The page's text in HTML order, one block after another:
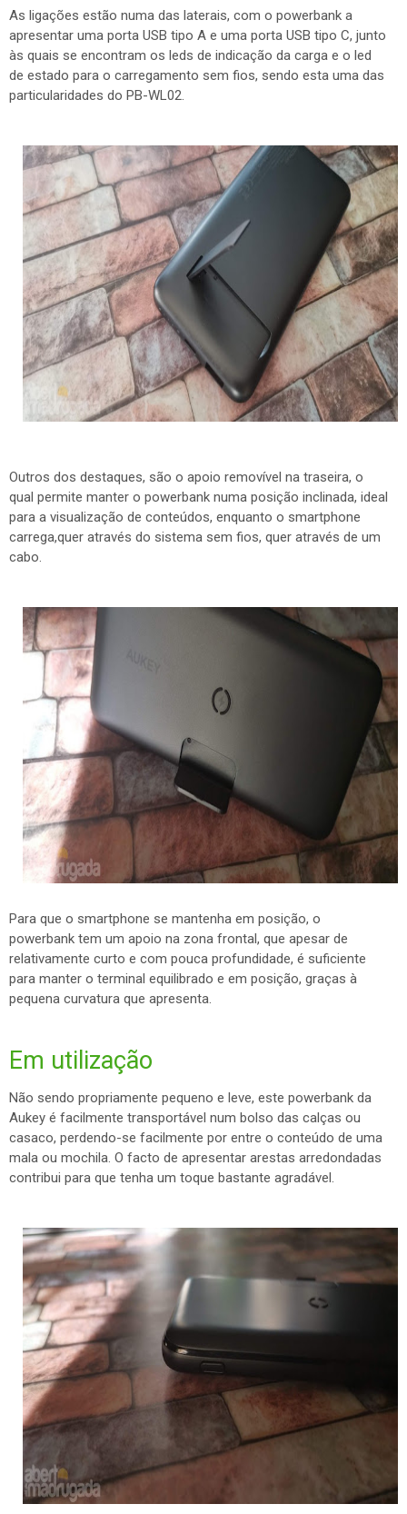
As ligações estão numa das laterais, com o powerbank a
apresentar uma porta USB tipo A e uma porta USB tipo C, junto
às quais se encontram os leds de indicação da carga e o led
de estado para o carregamento sem fios, sendo esta uma das
particularidades do PB-WL02.
Outros dos destaques, são o apoio removível na traseira, o
qual permite manter o powerbank numa posição inclinada, ideal
para a visualização de conteúdos, enquanto o smartphone
carrega,quer através do sistema sem fios, quer através de um
cabo.
Para que o smartphone se mantenha em posição, o
powerbank tem um apoio na zona frontal, que apesar de
relativamente curto e com pouca profundidade, é suficiente
para manter o terminal equilibrado e em posição, graças à
pequena curvatura que apresenta.
Em utilização
Não sendo propriamente pequeno e leve, este powerbank da
Aukey é facilmente transportável num bolso das calças ou
casaco, perdendo-se facilmente por entre o conteúdo de uma
mala ou mochila. O facto de apresentar arestas arredondadas
contribui para que tenha um toque bastante agradável.